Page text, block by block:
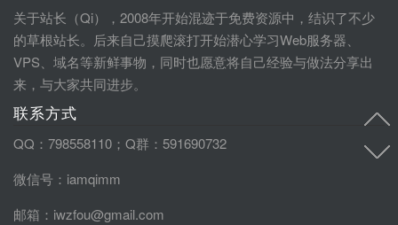
关于站长（Qi），2008年开始混迹于免费资源中，结识了不少
的草根站长。后来自己摸爬滚打开始潜心学习Web服务器、
VPS、域名等新鲜事物，同时也愿意将自己经验与做法分享出
来，与大家共同进步。
联系方式
QQ：798558110；Q群：591690732
微信号：iamqimm
邮箱：iwzfou@gmail.com